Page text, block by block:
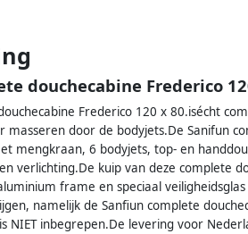
douchecabine Frederico
Frederico 120 x 80.isécht
masseren door de bodyjets.De Sanifun
mengkraan, 6 bodyjets, top- en
verlichting.De kuip van deze complete
frame en speciaal
namelijk de Sanfiun complete
NIET inbegrepen.De levering voor